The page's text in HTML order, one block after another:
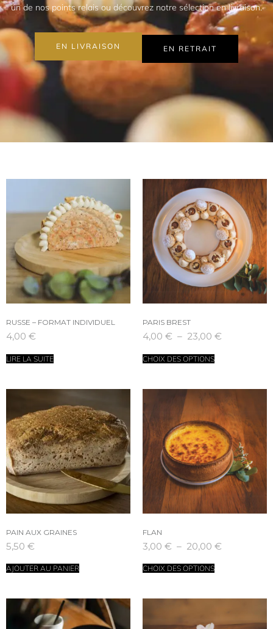
un de nos points relais ou découvrez notre sélection en livraison.
EN LIVRAISON EN RETRAIT
RUSSE – FORMAT INDIVIDUEL
4,00 €
LIRE LA SUITE
PARIS BREST
4,00 € – 23,00 €
CHOIX DES OPTIONS
PAIN AUX GRAINES
5,50 €
AJOUTER AU PANIER
FLAN
3,00 € – 20,00 €
CHOIX DES OPTIONS